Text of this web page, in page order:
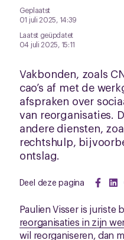
Geplaatst
01 juli 2025, 14:39
Laatst geüpdatet
04 juli 2025, 15:11
Vakbonden, zoals
cao’s af met de
afspraken over
van reorganisaties.
andere diensten,
rechtshulp,
ontslag.
Deel deze pagina
Paulien Visser is juriste
reorganisaties in zijn
wil reorganiseren, dan